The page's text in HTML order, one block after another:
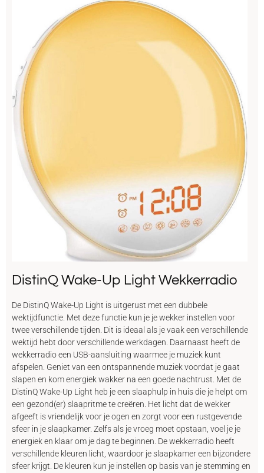
DistinQ Wake-Up Light Wekkerradio
De DistinQ Wake-Up Light is uitgerust met een dubbele
wektijdfunctie. Met deze functie kun je je wekker instellen voor
twee verschillende tijden. Dit is ideaal als je vaak een verschillende
wektijd hebt door verschillende werkdagen. Daarnaast heeft de
wekkerradio een USB-aansluiting waarmee je muziek kunt
afspelen. Geniet van een ontspannende muziek voordat je gaat
slapen en kom energiek wakker na een goede nachtrust. Met de
DistinQ Wake-Up Light heb je een slaaphulp in huis die je helpt om
een gezond(er) slaapritme te creëren. Het licht dat de wekker
afgeeft is vriendelijk voor je ogen en zorgt voor een rustgevende
sfeer in je slaapkamer. Zelfs als je vroeg moet opstaan, voel je je
energiek en klaar om je dag te beginnen. De wekkerradio heeft
verschillende kleuren licht, waardoor je slaapkamer een bijzondere
sfeer krijgt. De kleuren kun je instellen op basis van je stemming en